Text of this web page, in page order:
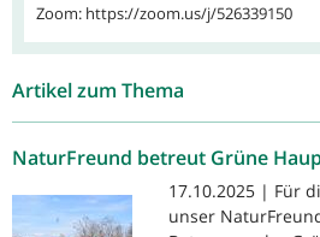
Zoom: https://zoom.us/j/526339150
Artikel zum Thema
NaturFreund betreut Grüne
17.10.2025 | Für
unser